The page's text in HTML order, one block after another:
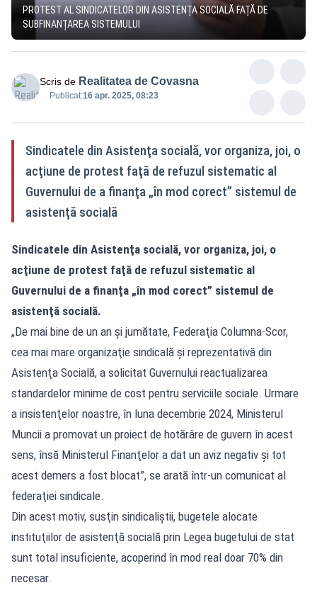
PROTEST AL SINDICATELOR DIN ASISTENȚA SOCIALĂ FAȚĂ DE
SUBFINANȚAREA SISTEMULUI
Scris de Realitatea de Covasna
Publicat:16 apr. 2025, 08:23
Sindicatele din Asistenţa socială, vor organiza, joi, o
acţiune de protest faţă de refuzul sistematic al
Guvernului de a finanţa „în mod corect” sistemul de
asistenţă socială
Sindicatele din Asistenţa socială, vor organiza, joi, o
acţiune de protest faţă de refuzul sistematic al
Guvernului de a finanţa „în mod corect” sistemul de
asistenţă socială.
„De mai bine de un an şi jumătate, Federaţia Columna-Scor,
cea mai mare organizaţie sindicală şi reprezentativă din
Asistenţa Socială, a solicitat Guvernului reactualizarea
standardelor minime de cost pentru serviciile sociale. Urmare
a insistenţelor noastre, în luna decembrie 2024, Ministerul
Muncii a promovat un proiect de hotărâre de guvern în acest
sens, însă Ministerul Finanţelor a dat un aviz negativ şi tot
acest demers a fost blocat”, se arată într-un comunicat al
federaţiei sindicale.
Din acest motiv, susţin sindicaliştii, bugetele alocate
instituţiilor de asistenţă socială prin Legea bugetului de stat
sunt total insuficiente, acoperind în mod real doar 70% din
necesar.